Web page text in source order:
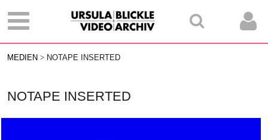
MEDIEN NOTAPE INSERTED
NOTAPE INSERTED